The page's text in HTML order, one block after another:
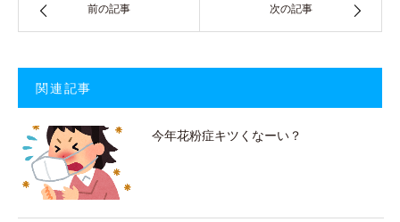
前の記事 次の記事
関連記事
今年花粉症キツくなーい？